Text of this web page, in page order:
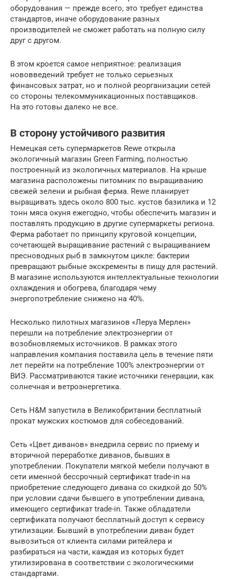
оборудования — прежде всего, это требует единства
стандартов, иначе оборудование разных
производителей не сможет работать на полную силу
друг с другом.
В этом кроется самое неприятное: реализация
нововведений требует не только серьезных
финансовых затрат, но и полной реорганизации сетей
со стороны телекоммуникационных поставщиков.
На это готовы далеко не все.
В сторону устойчивого развития
Немецкая сеть супермаркетов Rewe открыла
экологичный магазин Green Farming, полностью
построенный из экологичных материалов. На крыше
магазина расположены питомник по выращиванию
свежей зелени и рыбная ферма. Rewe планирует
выращивать здесь около 800 тыс. кустов базилика и 12
тонн мяса окуня ежегодно, чтобы обеспечить магазин и
поставлять продукцию в другие супермаркеты региона.
Ферма работает по принципу круговой концепции,
сочетающей выращивание растений с выращиванием
пресноводных рыб в замкнутом цикле: бактерии
превращают рыбные экскременты в пищу для растений.
В магазине используются интеллектуальные технологии
охлаждения и обогрева, благодаря чему
энергопотребление снижено на 40%.
Несколько пилотных магазинов «Леруа Мерлен»
перешли на потребление электроэнергии от
возобновляемых источников. В рамках этого
направления компания поставила цель в течение пяти
лет перейти на потребление 100% электроэнергии от
ВИЭ. Рассматриваются такие источники генерации, как
солнечная и ветроэнергетика.
Сеть H&M запустила в Великобритании бесплатный
прокат мужских костюмов для собеседований.
Сеть «Цвет диванов» внедрила сервис по приему и
вторичной переработке диванов, бывших в
употреблении. Покупатели мягкой мебели получают в
сети именной бессрочный сертификат trade-in на
приобретение следующего дивана со скидкой до 50%
при условии сдачи бывшего в употреблении дивана,
имеющего сертификат trade-in. Также обладатели
сертификата получают бесплатный доступ к сервису
утилизации. Бывший в употреблении диван будет
вывозиться от клиента силами ритейлера и
разбираться на части, каждая из которых будет
утилизирована в соответствии с экологическими
стандартами.